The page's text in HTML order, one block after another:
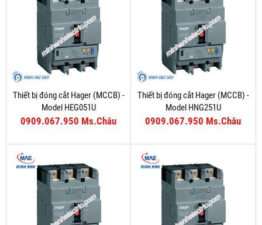
Thiết bị đóng cắt Hager (MCCB) -
Model HEG051U
0909.067.950 Ms.Châu
Thiết bị đóng cắt Hager (MCCB) -
Model HNG251U
0909.067.950 Ms.Châu